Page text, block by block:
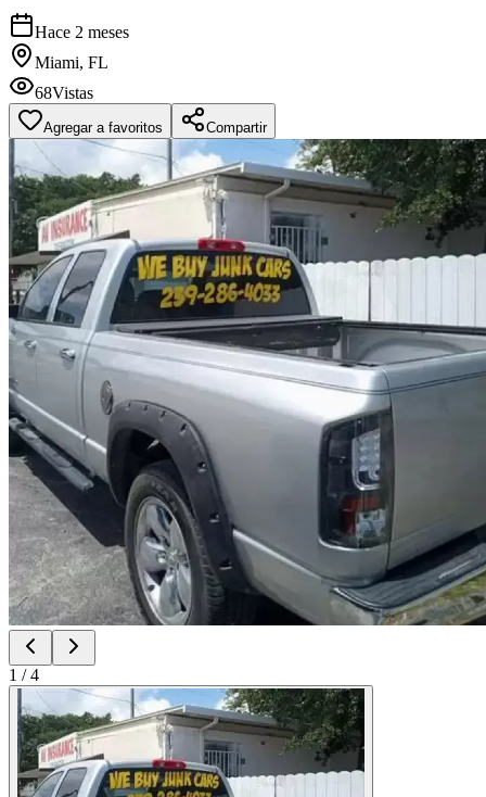
Hace 2 meses
Miami, FL
68Vistas
Agregar a favoritos Compartir
1 /4